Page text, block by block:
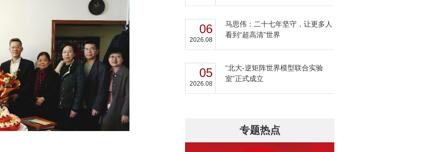
06
2026.08
马思伟：二十七年坚守，让更多人
看到“超高清”世界
05
2026.08
“北大-逆矩阵世界模型联合实验
室”正式成立
专题热点